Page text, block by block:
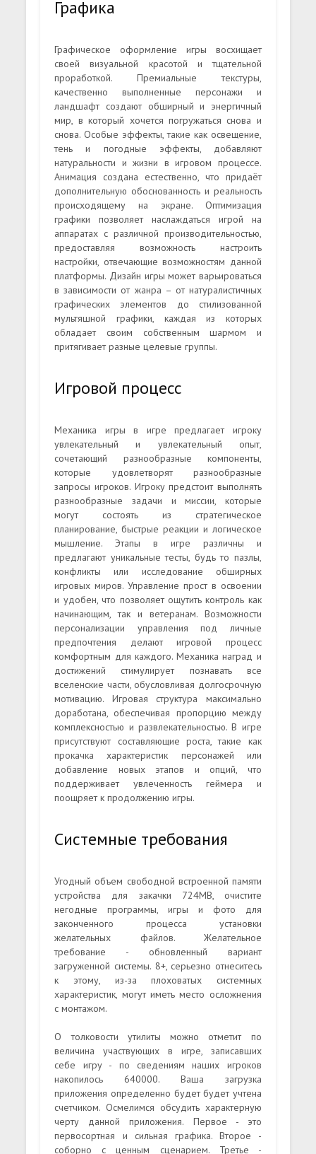
Графика
Графическое оформление игры восхищает
своей визуальной красотой и тщательной
проработкой. Премиальные текстуры,
качественно выполненные персонажи и
ландшафт создают обширный и энергичный
мир, в который хочется погружаться снова и
снова. Особые эффекты, такие как освещение,
тень и погодные эффекты, добавляют
натуральности и жизни в игровом процессе.
Анимация создана естественно, что придаёт
дополнительную обоснованность и реальность
происходящему на экране. Оптимизация
графики позволяет наслаждаться игрой на
аппаратах с различной производительностью,
предоставляя возможность настроить
настройки, отвечающие возможностям данной
платформы. Дизайн игры может варьироваться
в зависимости от жанра – от натуралистичных
графических элементов до стилизованной
мультяшной графики, каждая из которых
обладает своим собственным шармом и
притягивает разные целевые группы.
Игровой процесс
Механика игры в игре предлагает игроку
увлекательный и увлекательный опыт,
сочетающий разнообразные компоненты,
которые удовлетворят разнообразные
запросы игроков. Игроку предстоит выполнять
разнообразные задачи и миссии, которые
могут состоять из стратегическое
планирование, быстрые реакции и логическое
мышление. Этапы в игре различны и
предлагают уникальные тесты, будь то пазлы,
конфликты или исследование обширных
игровых миров. Управление прост в освоении
и удобен, что позволяет ощутить контроль как
начинающим, так и ветеранам. Возможности
персонализации управления под личные
предпочтения делают игровой процесс
комфортным для каждого. Механика наград и
достижений стимулирует познавать все
вселенские части, обусловливая долгосрочную
мотивацию. Игровая структура максимально
доработана, обеспечивая пропорцию между
комплексностью и развлекательностью. В игре
присутствуют составляющие роста, такие как
прокачка характеристик персонажей или
добавление новых этапов и опций, что
поддерживает увлеченность геймера и
поощряет к продолжению игры.
Системные требования
Угодный объем свободной встроенной памяти
устройства для закачки 724MB, очистите
негодные программы, игры и фото для
законченного процесса установки
желательных файлов. Желательное
требование - обновленный вариант
загруженной системы. 8+, серьезно отнеситесь
к этому, из-за плоховатых системных
характеристик, могут иметь место осложнения
с монтажом.
О толковости утилиты можно отметит по
величина участвующих в игре, записавших
себе игру - по сведениям наших игроков
накопилось 640000. Ваша загрузка
приложения определенно будет будет учтена
счетчиком. Осмелимся обсудить характерную
черту данной приложения. Первое - это
первосортная и сильная графика. Второе -
соборно с ценным сценарием. Третье -